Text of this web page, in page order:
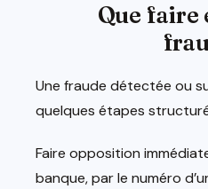
Que faire
Une fraude détectée ou
quelques étapes
Faire opposition
banque, par le numéro